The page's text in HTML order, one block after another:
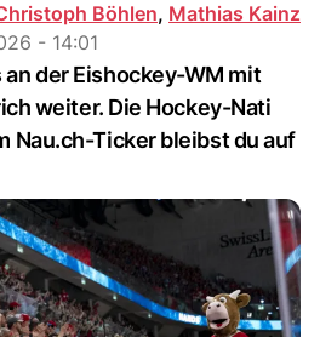
Böhlen, Mathias Kainz
- 14:01
der Eishockey-WM mit
weiter. Die Hockey-Nati
Nau.ch-Ticker bleibst du auf